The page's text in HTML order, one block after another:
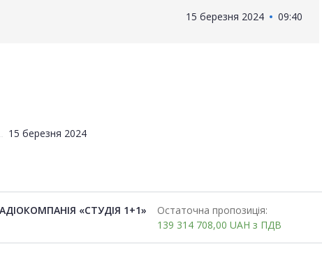
15 березня 2024 09:40
15 березня 2024
«СТУДІЯ 1+1»
Остаточна пропозиція:
139 314 708,00 UAH з ПДВ